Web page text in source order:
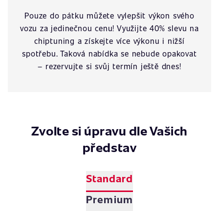
Pouze do pátku můžete vylepšit výkon svého
vozu za jedinečnou cenu! Využijte 40% slevu na
chiptuning a získejte více výkonu i nižší
spotřebu. Taková nabídka se nebude opakovat
– rezervujte si svůj termín ještě dnes!
Zvolte si úpravu dle Vašich
představ
Standard
Premium